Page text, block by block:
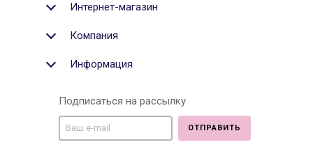
Интернет-магазин
Компания
Информация
Подписаться на рассылку
ОТПРАВИТЬ